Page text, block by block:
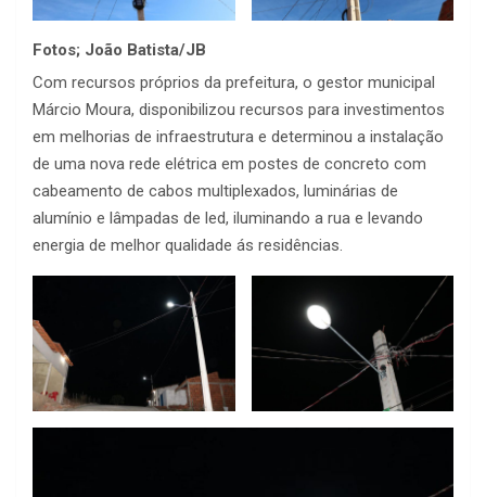
Fotos; João Batista/JB
Com recursos próprios da prefeitura, o gestor municipal
Márcio Moura, disponibilizou recursos para investimentos
em melhorias de infraestrutura e determinou a instalação
de uma nova rede elétrica em postes de concreto com
cabeamento de cabos multiplexados, luminárias de
alumínio e lâmpadas de led, iluminando a rua e levando
energia de melhor qualidade ás residências.